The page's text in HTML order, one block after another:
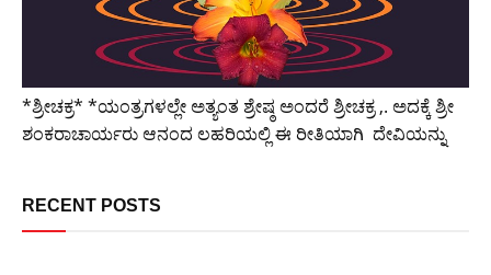
*ಶ್ರೀಚಕ್ರ* *ಯಂತ್ರಗಳಲ್ಲೇ ಅತ್ಯಂತ ಶ್ರೇಷ್ಠ ಅಂದರೆ ಶ್ರೀಚಕ್ರ ,. ಅದಕ್ಕೆ ಶ್ರೀ
ಶಂಕರಾಚಾರ್ಯರು ಆನಂದ ಲಹರಿಯಲ್ಲಿ ಈ ರೀತಿಯಾಗಿ ದೇವಿಯನ್ನು
RECENT POSTS